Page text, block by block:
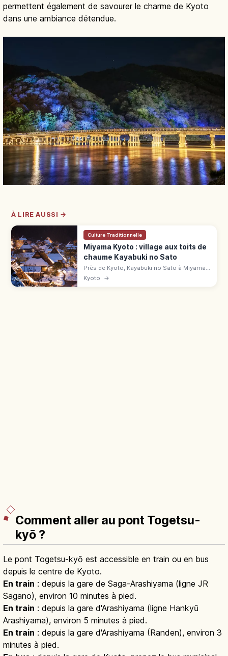
permettent également de savourer le charme de Kyoto
dans une ambiance détendue.
À LIRE AUSSI →
Culture Traditionnelle
Miyama Kyoto : village aux toits de
chaume Kayabuki no Sato
Près de Kyoto, Kayabuki no Sato à Miyama
compte 39 chaumières sur 50 maisons.
Musée, parking, accès en bus depuis
Kyoto →
Comment aller au pont Togetsu-
kyō ?
Le pont Togetsu-kyō est accessible en train ou en bus
depuis le centre de Kyoto.
En train : depuis la gare de Saga-Arashiyama (ligne JR
Sagano), environ 10 minutes à pied.
En train : depuis la gare d'Arashiyama (ligne Hankyū
Arashiyama), environ 5 minutes à pied.
En train : depuis la gare d'Arashiyama (Randen), environ 3
minutes à pied.